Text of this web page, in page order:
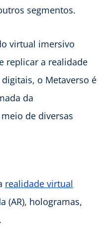
segmentos.
virtual imersivo
replicar a realidade
o Metaverso é
da
de diversas
realidade virtual
(AR), hologramas,